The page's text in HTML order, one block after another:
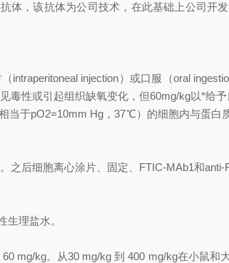
体，该抗体为公司技术，在此基础上公司开
injection）或口服（oral
性或引起组织缺氧变化，但60mg/kg以*给予
于pO2=10mm Hg，37℃）的细胞内与蛋白
后细胞离心涂片、固定、FTIC-MAb1和anti-
生理盐水。
mg/kg。从30 mg/kg 到 400 mg/kg在小鼠